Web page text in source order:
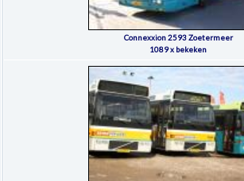
Connexxion 2593 Zoetermeer
1089 x bekeken